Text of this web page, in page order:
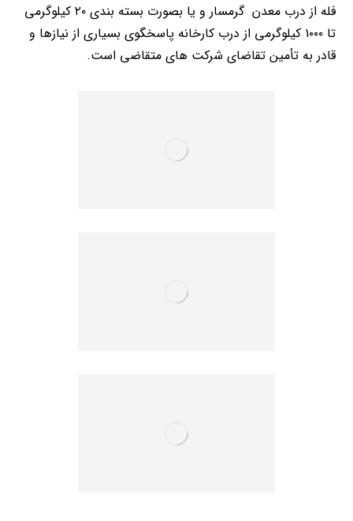
فله از درب معدن گرمسار و یا بصورت بسته بندی ۲۰ کیلوگرمی
تا ۱۰۰۰ کیلوگرمی از درب کارخانه پاسخگوی بسیاری از نیازها و
قادر به تأمین تقاضای شرکت های متقاضی است.